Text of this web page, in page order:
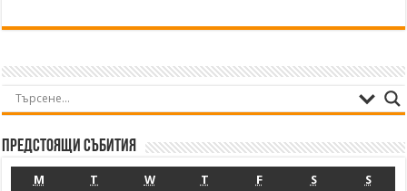
Предстоящи събития
M T W T F S S